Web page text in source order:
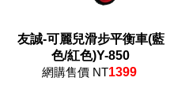
友誠-可麗兒滑步平衡車(藍
色/紅色)Y-850
網購售價 NT1399